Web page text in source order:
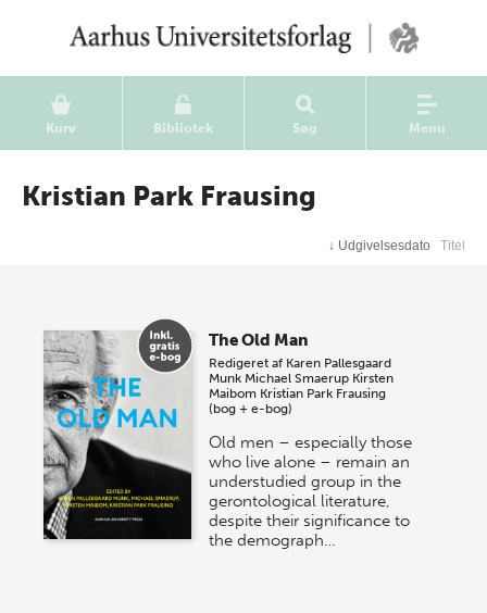
Kurv Bibliotek Søg Menu
Kristian Park Frausing
↓ Udgivelsesdato Titel
The Old Man
Redigeret af Karen Pallesgaard
Munk Michael Smaerup Kirsten
Maibom Kristian Park Frausing
(bog + e-bog)
Old men – especially those
who live alone – remain an
understudied group in the
gerontological literature,
despite their significance to
the demograph…